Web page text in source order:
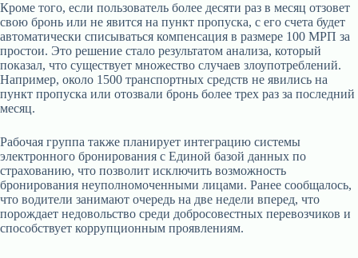
Кроме того, если пользователь более десяти раз в месяц отзовет
свою бронь или не явится на пункт пропуска, с его счета будет
автоматически списываться компенсация в размере 100 МРП за
простои. Это решение стало результатом анализа, который
показал, что существует множество случаев злоупотреблений.
Например, около 1500 транспортных средств не явились на
пункт пропуска или отозвали бронь более трех раз за последний
месяц.
Рабочая группа также планирует интеграцию системы
электронного бронирования с Единой базой данных по
страхованию, что позволит исключить возможность
бронирования неуполномоченными лицами. Ранее сообщалось,
что водители занимают очередь на две недели вперед, что
порождает недовольство среди добросовестных перевозчиков и
способствует коррупционным проявлениям.